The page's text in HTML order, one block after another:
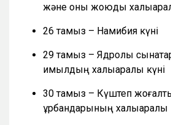
және оны жоюды
26 тамыз – Намибия күні
29 тамыз – Ядролық
қимылдың халықаралық күні
30 тамыз – Күштеп
құрбандарының халықаралық